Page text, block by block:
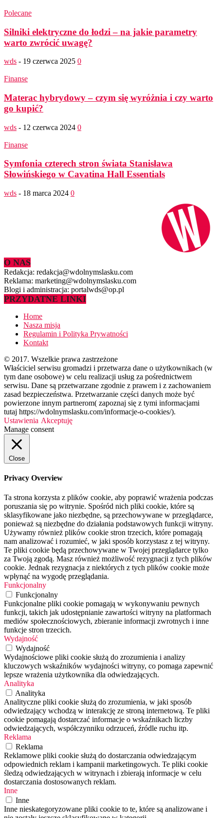
Polecane
Silniki elektryczne do łodzi – na jakie parametry
warto zwrócić uwagę?
wds - 19 czerwca 2025 0
Finanse
Materac hybrydowy – czym się wyróżnia i czy warto
go kupić?
wds - 12 czerwca 2024 0
Finanse
Symfonia czterech stron świata Stanisława
Słowińskiego w Cavatina Hall Essentials
wds - 18 marca 2024 0
O NAS
Redakcja: redakcja@wdolnymslasku.com
Reklama: marketing@wdolnymslasku.com
Blogi i administracja: portalwds@op.pl
PRZYDATNE LINKI
Home
Nasza misja
Regulamin i Polityka Prywatności
Kontakt
© 2017. Wszelkie prawa zastrzeżone
Właściciel serwisu gromadzi i przetwarza dane o użytkownikach (w
tym dane osobowe) w celu realizacji usług za pośrednictwem
serwisu. Dane są przetwarzane zgodnie z prawem i z zachowaniem
zasad bezpieczeństwa. Przetwarzanie części danych może być
powierzone innym partnerom( zapoznaj się z tymi informacjami
tutaj https://wdolnymslasku.com/informacje-o-cookies/).
Ustawienia Akceptuję
Manage consent
Close
Privacy Overview
Ta strona korzysta z plików cookie, aby poprawić wrażenia podczas
poruszania się po witrynie. Spośród nich pliki cookie, które są
sklasyfikowane jako niezbędne, są przechowywane w przeglądarce,
ponieważ są niezbędne do działania podstawowych funkcji witryny.
Używamy również plików cookie stron trzecich, które pomagają
nam analizować i rozumieć, w jaki sposób korzystasz z tej witryny.
Te pliki cookie będą przechowywane w Twojej przeglądarce tylko
za Twoją zgodą. Masz również możliwość rezygnacji z tych plików
cookie. Jednak rezygnacja z niektórych z tych plików cookie może
wpłynąć na wygodę przeglądania.
Funkcjonalny
Funkcjonalny
Funkcjonalne pliki cookie pomagają w wykonywaniu pewnych
funkcji, takich jak udostępnianie zawartości witryny na platformach
mediów społecznościowych, zbieranie informacji zwrotnych i inne
funkcje stron trzecich.
Wydajność
Wydajność
Wydajnościowe pliki cookie służą do zrozumienia i analizy
kluczowych wskaźników wydajności witryny, co pomaga zapewnić
lepsze wrażenia użytkownika dla odwiedzających.
Analityka
Analityka
Analityczne pliki cookie służą do zrozumienia, w jaki sposób
odwiedzający wchodzą w interakcję ze stroną internetową. Te pliki
cookie pomagają dostarczać informacje o wskaźnikach liczby
odwiedzających, współczynniku odrzuceń, źródle ruchu itp.
Reklama
Reklama
Reklamowe pliki cookie służą do dostarczania odwiedzającym
odpowiednich reklam i kampanii marketingowych. Te pliki cookie
śledzą odwiedzających w witrynach i zbierają informacje w celu
dostarczania dostosowanych reklam.
Inne
Inne
Inne nieskategoryzowane pliki cookie to te, które są analizowane i